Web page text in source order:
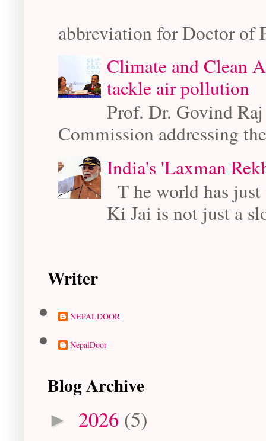
abbreviation for Doctor of
Climate and Clean
tackle air pollution
Prof. Dr. Govind
Commission addressing
India's 'Laxman
T he world has
Ki Jai is not just a
Writer
NEPALDOOR
NepalDoor
Blog Archive
► 2026 (5)